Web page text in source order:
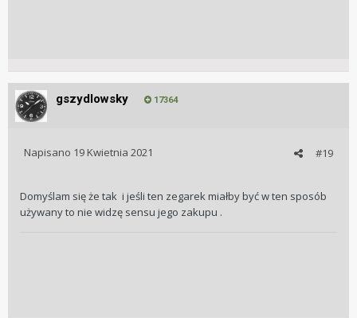
gszydlowsky 17364
#19
Napisano 19 Kwietnia 2021
Domyślam się że tak i jeśli ten zegarek miałby być w ten sposób
używany to nie widzę sensu jego zakupu .